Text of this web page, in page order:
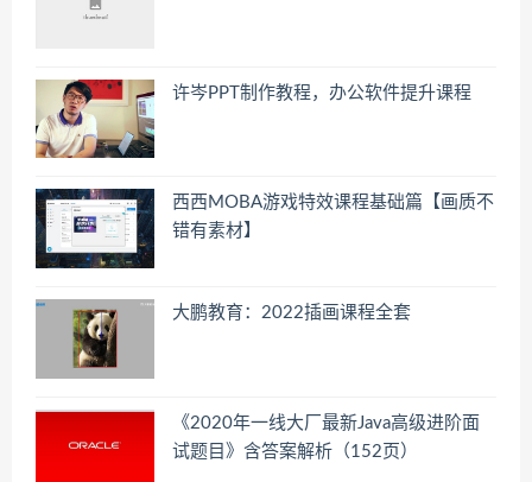
许岑PPT制作教程，办公软件提升课程
西西MOBA游戏特效课程基础篇【画质不
错有素材】
大鹏教育：2022插画课程全套
《2020年一线大厂最新Java高级进阶面
试题目》含答案解析（152页）